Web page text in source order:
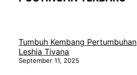
Tumbuh Kembang Pertumbuhan
Leshia Tivana
September 11, 2025